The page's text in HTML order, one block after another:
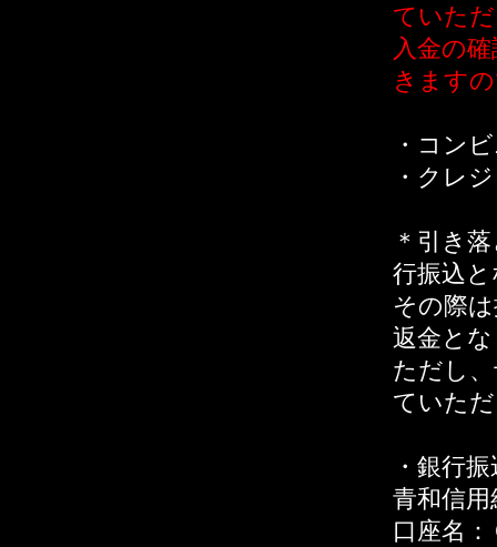
ていた
入金の
きます
・コン
・クレ
＊引き
行振込
その際
返金と
ただし
ていた
・銀行
青和信
口座名